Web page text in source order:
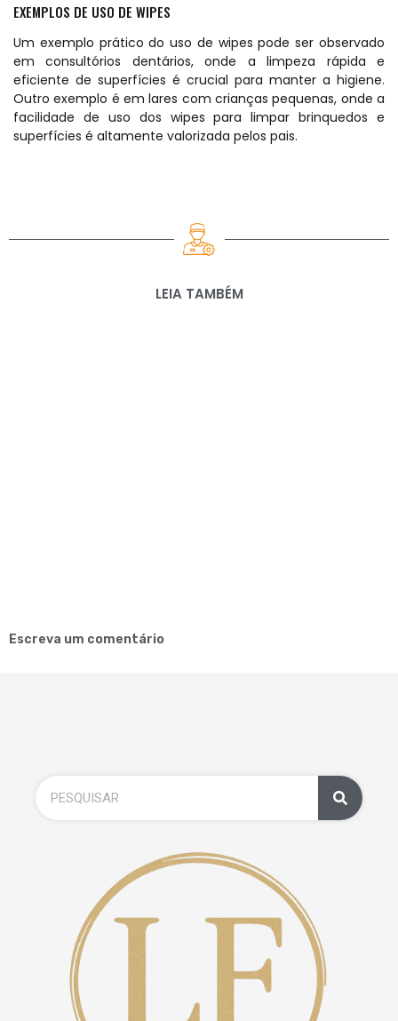
EXEMPLOS DE USO DE WIPES
Um exemplo prático do uso de wipes pode ser observado
em consultórios dentários, onde a limpeza rápida e
eficiente de superfícies é crucial para manter a higiene.
Outro exemplo é em lares com crianças pequenas, onde a
facilidade de uso dos wipes para limpar brinquedos e
superfícies é altamente valorizada pelos pais.
LEIA TAMBÉM
Escreva um comentário